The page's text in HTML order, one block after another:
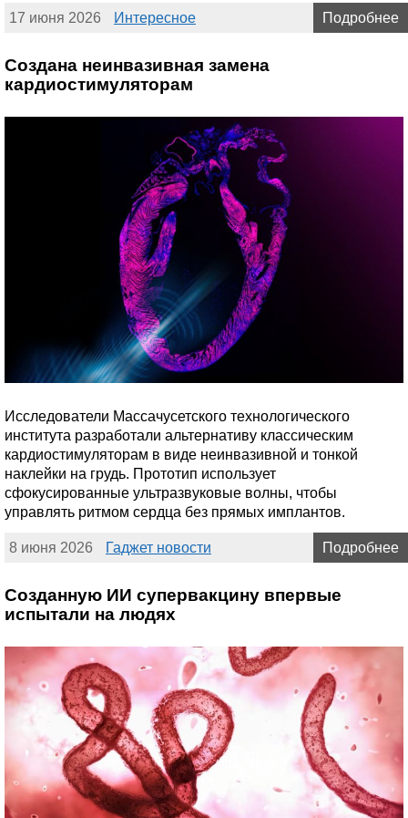
17 июня 2026 Интересное Подробнее
Создана неинвазивная замена
кардиостимуляторам
Исследователи Массачусетского технологического
института разработали альтернативу классическим
кардиостимуляторам в виде неинвазивной и тонкой
наклейки на грудь. Прототип использует
сфокусированные ультразвуковые волны, чтобы
управлять ритмом сердца без прямых имплантов.
8 июня 2026 Гаджет новости Подробнее
Созданную ИИ супервакцину впервые
испытали на людях